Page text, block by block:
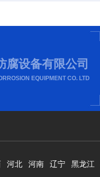
腐设备有限公司
EQUIPMENT CO. LTD
河北 河南 辽宁 黑龙江